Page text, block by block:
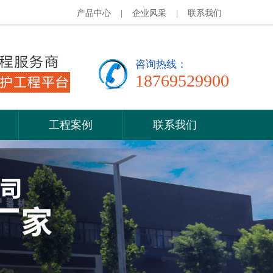
产品中心 企业风采 联系我们
咨询热线：
18769529900
工程案例 联系我们